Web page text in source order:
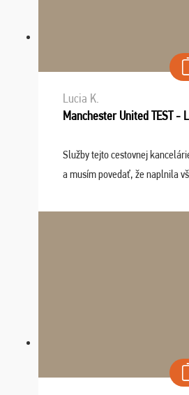
Lucia K.
Manchester United TEST -
Služby tejto cestovnej
a musím povedať, že naplnila
dispozícii nonstop (milí,